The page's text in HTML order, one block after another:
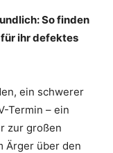
So finden
ihr defektes
ein schwerer
Termin – ein
zur großen
Ärger über den